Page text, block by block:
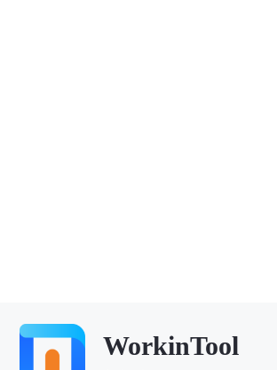
WorkinTool